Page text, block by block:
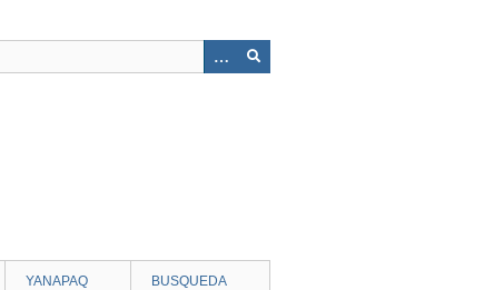
YANAPAQ BUSQUEDA